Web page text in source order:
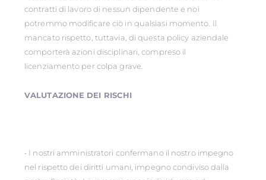
contratti di lavoro di nessun dipendente e noi
potremmo modificare ciò in qualsiasi momento. Il
mancato rispetto, tuttavia, di questa policy aziendale
comporterà azioni disciplinari, compreso il
licenziamento per colpa grave.
VALUTAZIONE DEI RISCHI
• I nostri amministratori confermano il nostro impegno
nel rispetto dei diritti umani, impegno condiviso dalla